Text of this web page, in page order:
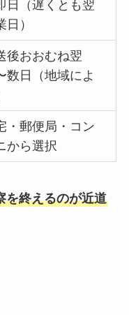
日（遅くとも翌
日）
後おおむね翌
数日（地域によ
・郵便局・コン
から選択
を終えるのが近道